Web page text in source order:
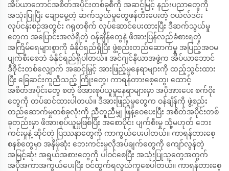
အိပ်ယာဘောင်အစိတ်အပိုင်းတစ်ခုစီကို အဆင့်မြင့် နည်းပညာတွေကို
အသုံးပြုပြီး ချောမွေ့တဲ့ ဆက်သွယ်မှုတွေဖန်တီးပေးတဲ့ ဝယ်လ်ဒင်း
လုပ်ငန်းစဉ်အတွင်း ဂရုတစိုက် လုပ်ဆောင်ပေးထားပြီး ဒီဆက်သွယ်မှု
တွေက အပြောင်းအလဲရှိတဲ့ ဝန်ချိန်တွေနဲ့ ဖိအားပြန်လည်ခံစားရတဲ့
အကြိမ်ရေများစွာကို ခံနိုင်ရည်ရှိပြီး ဖွဲ့စည်းတည်ဆောက်မှု အပြည့်အဝမ
ပျက်စီးစေဘဲ ခံနိုင်ရည်ရှိပါတယ်။ အင်ဂျင်နီယာအဖွဲ့က အိပ်ယာဘောင်
ဒီဇိုင်းတစ်လျှောက် အဆင့်မြှင့် အားဖြည့်မှုနေရာများကို ထည့်သွင်းထား
ပြီး ခြေဆင်းကူညီသည့် ကြိုးတွေ၊ ကာရန်တားစေ့တွေ၊ ထောင့်
အစိတ်အပိုင်းတွေ စတဲ့ ဖိအားစုပ်ယူမှုနေရာများမှာ အပိုအားပေး စက်ဝိုး
တွေကို တပ်ဆင်ထားပါတယ်။ ဒီအားဖြည့်မှုတွေက ဝန်ချိန်ကို ဖွဲ့စည်း
တည်ဆောက်မှုတစ်ခုလုံးကို ညီတူညီမျှ ဖြန့်ဝေပေးပြီး အစိတ်အပိုင်းတစ်
ခုတည်းမှာ ဖိအားစုပ်ယူမှုဖြစ်ပြီး အစောပိုင်း ပျက်စီးမှု သို့မဟုတ် ဘေး
ကင်းမှုနဲ့ ဆိုင်တဲ့ ပြဿနာတွေကို ကာကွယ်ပေးပါတယ်။ ကာရန်တားစေ့
စနစ်တွေမှာ အနိမ့်ဆုံး ဘေးကင်းမှုလိုအပ်ချက်တွေကို ကျော်လွန်တဲ့
အမြင့်ဆုံး အရွယ်အစားတွေကို ပါဝင်စေပြီး အသုံးပြုသူတွေအတွက်
အပိုအကာအကွယ်ပေးပြီး ဝင်ထွက်ရလွယ်ကူစေပါတယ်။ ကာရန်တားစေ့